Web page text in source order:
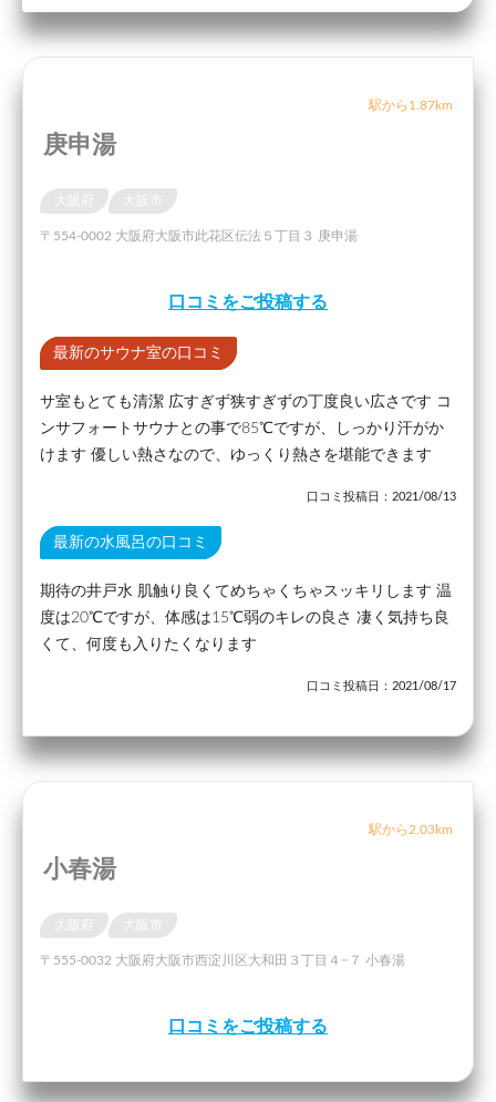
駅から1.87km
庚申湯
〒554-0002 大阪府大阪市此花区伝法５丁目３ 庚申湯
口コミをご投稿する
最新のサウナ室の口コミ
サ室もとても清潔 広すぎず狭すぎずの丁度良い広さです コ
ンサフォートサウナとの事で85℃ですが、しっかり汗がか
けます 優しい熱さなので、ゆっくり熱さを堪能できます
口コミ投稿日：2021/08/13
最新の水風呂の口コミ
期待の井戸水 肌触り良くてめちゃくちゃスッキリします 温
度は20℃ですが、体感は15℃弱のキレの良さ 凄く気持ち良
くて、何度も入りたくなります
口コミ投稿日：2021/08/17
駅から2.03km
小春湯
〒555-0032 大阪府大阪市西淀川区大和田３丁目４−７ 小春湯
口コミをご投稿する